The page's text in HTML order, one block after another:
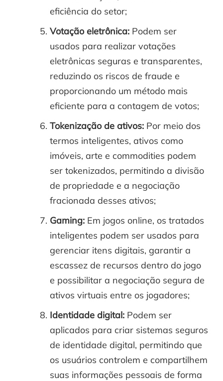
eficiência do setor;
Votação eletrônica: Podem ser
usados para realizar votações
eletrônicas seguras e transparentes,
reduzindo os riscos de fraude e
proporcionando um método mais
eficiente para a contagem de votos;
Tokenização de ativos: Por meio dos
termos inteligentes, ativos como
imóveis, arte e commodities podem
ser tokenizados, permitindo a divisão
de propriedade e a negociação
fracionada desses ativos;
Gaming: Em jogos online, os tratados
inteligentes podem ser usados para
gerenciar itens digitais, garantir a
escassez de recursos dentro do jogo
e possibilitar a negociação segura de
ativos virtuais entre os jogadores;
Identidade digital: Podem ser
aplicados para criar sistemas seguros
de identidade digital, permitindo que
os usuários controlem e compartilhem
suas informações pessoais de forma